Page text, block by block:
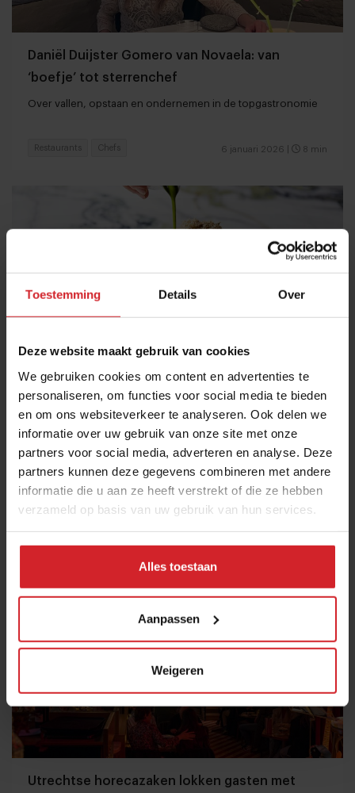
Toestemming Details Over
Deze website maakt gebruik van cookies
We gebruiken cookies om content en advertenties te
personaliseren, om functies voor social media te bieden
en om ons websiteverkeer te analyseren. Ook delen we
informatie over uw gebruik van onze site met onze
partners voor social media, adverteren en analyse. Deze
partners kunnen deze gegevens combineren met andere
informatie die u aan ze heeft verstrekt of die ze hebben
verzameld op basis van uw gebruik van hun services.
Alles toestaan
Aanpassen
Weigeren
Daniël Duijster Gomero van Novaela: van
‘boefje’ tot sterrenchef
Over vallen, opstaan en ondernemen in de topgastronomie
6 januari 2026 8 min
Restaurants Chefs
16 populaire foodhotspots in Londen
Van traditionele keukens tot moderne ketens
6 januari 2026 | 8 min
Café's & Bars Citytrip
Utrechtse horecazaken lokken gasten met